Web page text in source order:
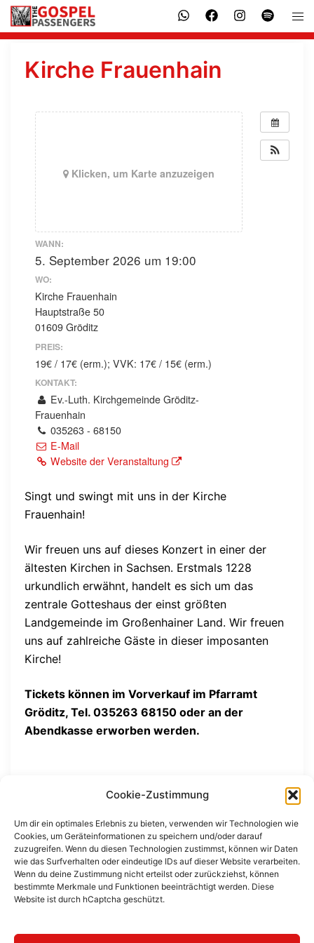
Cookie-Zustimmung
Um dir ein optimales Erlebnis zu bieten, verwenden wir Technologien wie
Cookies, um Geräteinformationen zu speichern und/oder darauf
zuzugreifen. Wenn du diesen Technologien zustimmst, können wir Daten
wie das Surfverhalten oder eindeutige IDs auf dieser Website verarbeiten.
Wenn du deine Zustimmung nicht erteilst oder zurückziehst, können
bestimmte Merkmale und Funktionen beeinträchtigt werden. Diese
Website ist durch hCaptcha geschützt.
Zum
Inhalt
Kirche Frauenhain
Klicken, um Karte anzuzeigen
WANN:
5. September 2026 um 19:00
WO:
Kirche Frauenhain
Hauptstraße 50
01609 Gröditz
PREIS:
19€ / 17€ (erm.); VVK: 17€ / 15€ (erm.)
KONTAKT:
Ev.-Luth. Kirchgemeinde Gröditz-
Frauenhain
035263 - 68150
E-Mail
Website der Veranstaltung
Singt und swingt mit uns in der Kirche
Frauenhain!
Wir freuen uns auf dieses Konzert in einer der
ältesten Kirchen in Sachsen. Erstmals 1228
urkundlich erwähnt, handelt es sich um das
zentrale Gotteshaus der einst größten
Landgemeinde im Großenhainer Land. Wir freuen
uns auf zahlreiche Gäste in dieser imposanten
Kirche!
Tickets können im Vorverkauf im Pfarramt
Gröditz, Tel. 035263 68150 oder an der
Abendkasse erworben werden.
Beitragsnavigation
Barockschloss Rammenau
Kirche Weixdorf